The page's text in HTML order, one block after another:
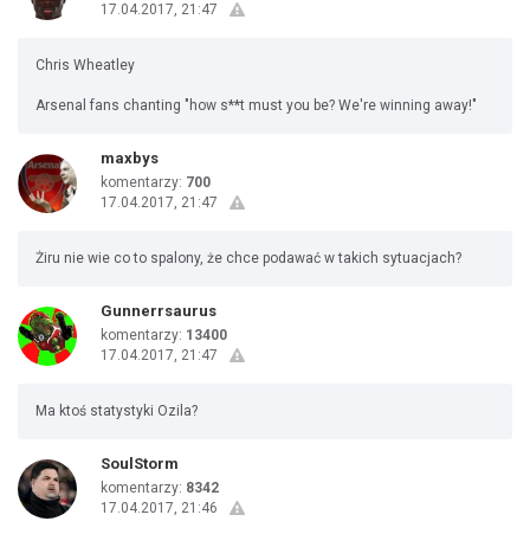
17.04.2017, 21:47
Chris Wheatley
Arsenal fans chanting "how s**t must you be? We're winning away!"
maxbys
komentarzy: 700
17.04.2017, 21:47
Żiru nie wie co to spalony, że chce podawać w takich sytuacjach?
Gunnerrsaurus
komentarzy: 13400
17.04.2017, 21:47
Ma ktoś statystyki Ozila?
SoulStorm
komentarzy: 8342
17.04.2017, 21:46